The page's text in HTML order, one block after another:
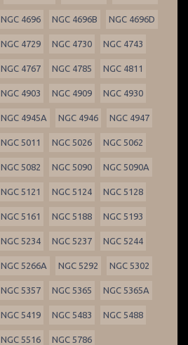
NGC 4696 NGC 4696B NGC 4696D
NGC 4729 NGC 4730 NGC 4743
NGC 4767 NGC 4785 NGC 4811
NGC 4903 NGC 4909 NGC 4930
NGC 4945A NGC 4946 NGC 4947
NGC 5011 NGC 5026 NGC 5062
NGC 5082 NGC 5090 NGC 5090A
NGC 5121 NGC 5124 NGC 5128
NGC 5161 NGC 5188 NGC 5193
NGC 5234 NGC 5237 NGC 5244
NGC 5266A NGC 5292 NGC 5302
NGC 5357 NGC 5365 NGC 5365A
NGC 5419 NGC 5483 NGC 5488
NGC 5516 NGC 5786